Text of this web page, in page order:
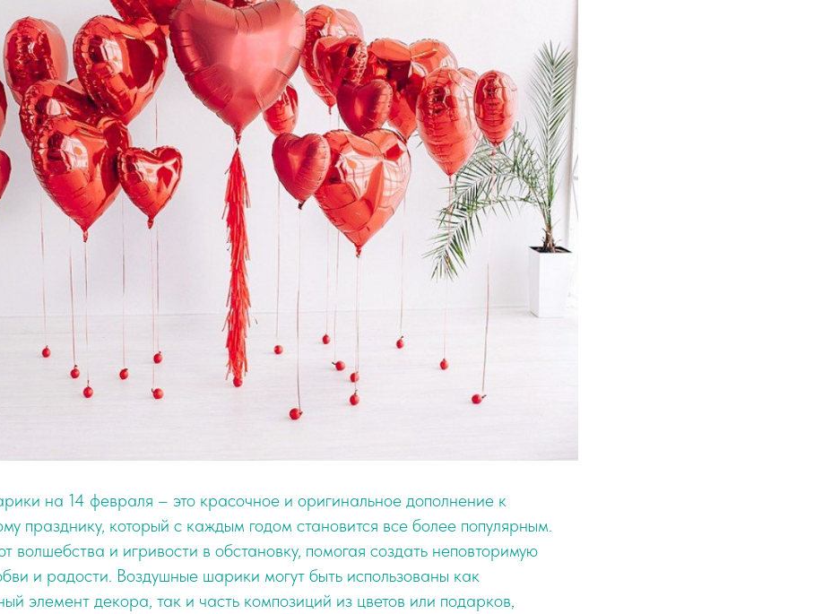
на 14 февраля – это красочное и оригинальное дополнение к
празднику, который с каждым годом становится все более популярным.
волшебства и игривости в обстановку, помогая создать неповторимую
и радости. Воздушные шарики могут быть использованы как
элемент декора, так и часть композиций из цветов или подарков,